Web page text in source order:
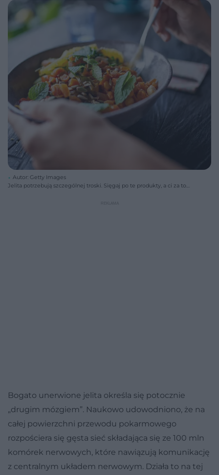
Autor: Getty Images
Jelita potrzebują szczególnej troski. Sięgaj po te produkty, a ci za to
Bogato unerwione jelita określa się potocznie
„drugim mózgiem”. Naukowo udowodniono, że na
całej powierzchni przewodu pokarmowego
rozpościera się gęsta sieć składająca się ze 100 mln
komórek nerwowych, które nawiązują komunikację
z centralnym układem nerwowym. Działa to na tej